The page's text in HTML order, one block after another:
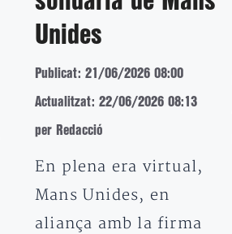
Unides
Publicat: 21/06/2026 08:00
Actualitzat: 22/06/2026 08:13
per Redacció
En plena era virtual,
Mans Unides, en
aliança amb la firma